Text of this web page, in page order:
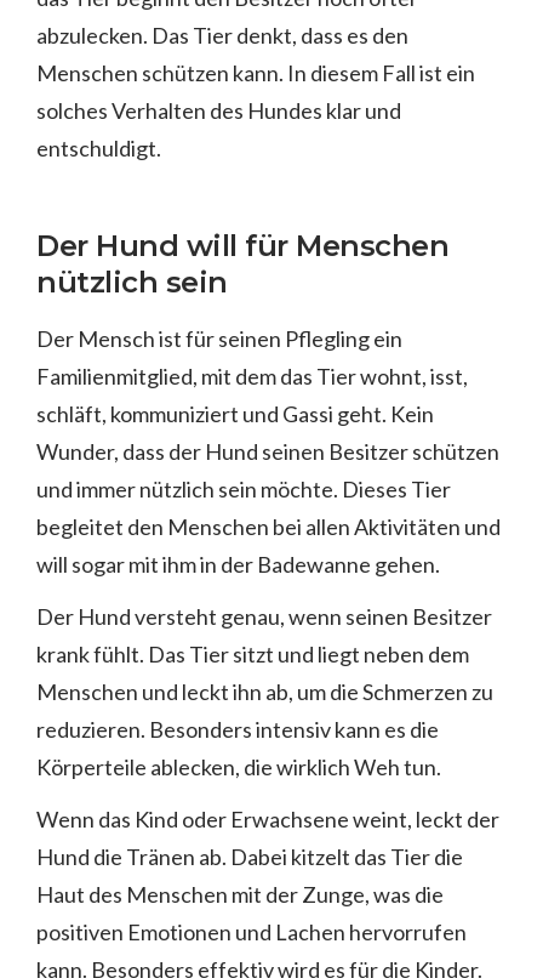
abzulecken. Das Tier denkt, dass es den
Menschen schützen kann. In diesem Fall ist ein
solches Verhalten des Hundes klar und
entschuldigt.
Der Hund will für Menschen
nützlich sein
Der Mensch ist für seinen Pflegling ein
Familienmitglied, mit dem das Tier wohnt, isst,
schläft, kommuniziert und Gassi geht. Kein
Wunder, dass der Hund seinen Besitzer schützen
und immer nützlich sein möchte. Dieses Tier
begleitet den Menschen bei allen Aktivitäten und
will sogar mit ihm in der Badewanne gehen.
Der Hund versteht genau, wenn seinen Besitzer
krank fühlt. Das Tier sitzt und liegt neben dem
Menschen und leckt ihn ab, um die Schmerzen zu
reduzieren. Besonders intensiv kann es die
Körperteile ablecken, die wirklich Weh tun.
Wenn das Kind oder Erwachsene weint, leckt der
Hund die Tränen ab. Dabei kitzelt das Tier die
Haut des Menschen mit der Zunge, was die
positiven Emotionen und Lachen hervorrufen
kann. Besonders effektiv wird es für die Kinder.